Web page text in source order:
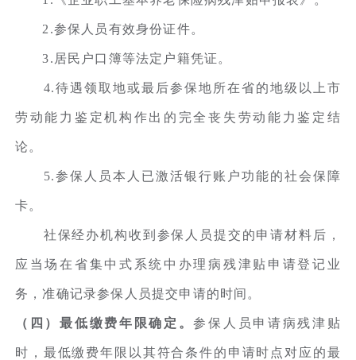
2.参保人员有效身份证件。
3.居民户口簿等法定户籍凭证。
4.待遇领取地或最后参保地所在省的地级以上市
劳动能力鉴定机构作出的完全丧失劳动能力鉴定结
论。
5.参保人员本人已激活银行账户功能的社会保障
卡。
社保经办机构收到参保人员提交的申请材料后，
应当场在省集中式系统中办理病残津贴申请登记业
务，准确记录参保人员提交申请的时间。
（四）最低缴费年限确定。参保人员申请病残津贴
时，最低缴费年限以其符合条件的申请时点对应的最